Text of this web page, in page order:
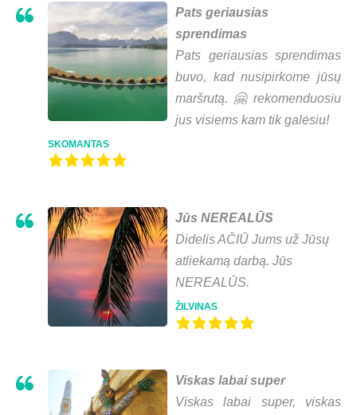
Pats geriausias
sprendimas
Pats geriausias sprendimas
buvo, kad nusipirkome jūsų
maršrutą. 🤗 rekomenduosiu
jus visiems kam tik galėsiu!
SKOMANTAS
Jūs NEREALŪS
Didelis AČIŪ Jums už Jūsų
atliekamą darbą. Jūs
NEREALŪS.
ŽILVINAS
Viskas labai super
Viskas labai super, viskas